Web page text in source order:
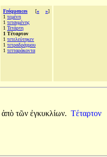
Fréquences [« »]
1 τεμένη
1 τεταγμένης
1 Τετάρτη
1 Τέταρτον
1 τετελεύτηκεν
1 τετραδράχμου
1 τετταράκοντα
ἀπὸ τῶν ἐγκυκλίων. Τέταρτον